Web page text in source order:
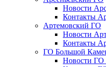
Новости
Контакты
Артемовский ГО
Новости
Контакты
ГО Большой
Новости ГО